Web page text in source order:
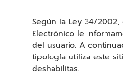
Según la Ley 34/
Electrónico le
del usuario. A
tipología utiliza este
deshabilitas.